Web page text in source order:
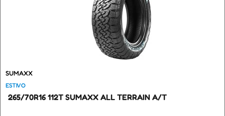
SUMAXX
ESTIVO
265/70R16 112T SUMAXX ALL TERRAIN A/T